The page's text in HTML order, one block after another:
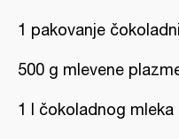
1 pakovanje
500 g mlevene
1 l čokoladnog mleka